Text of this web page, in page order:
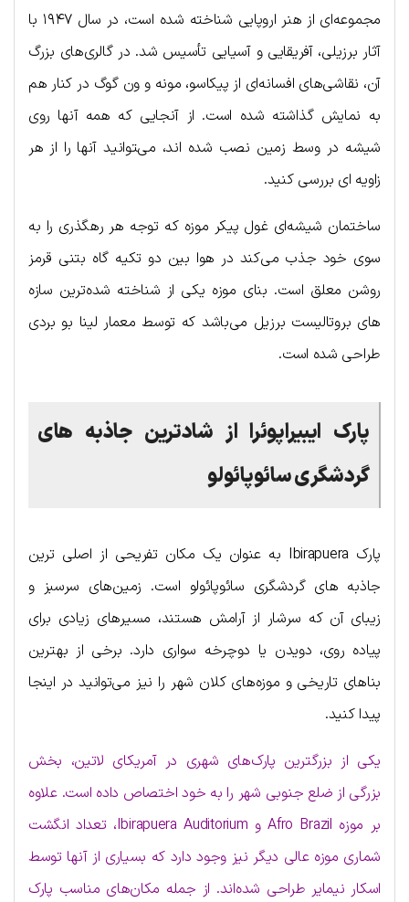
مجموعه‌ای از هنر اروپایی شناخته شده است، در سال ۱۹۴۷ با
آثار برزیلی، آفریقایی و آسیایی تأسیس شد. در گالری‌های بزرگ
آن، نقاشی‌های افسانه‌ای از پیکاسو، مونه و ون گوگ در کنار هم
به نمایش گذاشته شده است. از آنجایی که همه آنها روی
شیشه در وسط زمین نصب شده اند، می‌‍توانید آنها را از هر
زاویه ای بررسی کنید.
ساختمان شیشه‌ای غول پیکر موزه که توجه هر رهگذری را به
سوی خود جذب می‌کند در هوا بین دو تکیه گاه بتنی قرمز
روشن معلق است. بنای موزه یکی از شناخته شده‌ترین سازه
های بروتالیست برزیل می‌باشد که توسط معمار لینا بو بردی
طراحی شده است.
پارک ایبیراپوئرا از شادترین جاذبه های
گردشگری سائوپائولو
پارک Ibirapuera به عنوان یک مکان تفریحی از اصلی ترین
جاذبه های گردشگری سائوپائولو است. زمین‌های سرسبز و
زیبای آن که سرشار از آرامش هستند، مسیرهای زیادی برای
پیاده روی، دویدن یا دوچرخه سواری دارد. برخی از بهترین
بناهای تاریخی و موزه‌های کلان شهر را نیز می‌توانید در اینجا
پیدا کنید.
یکی از بزرگترین پارک‌های شهری در آمریکای لاتین، بخش
بزرگی از ضلع جنوبی شهر را به خود اختصاص داده است. علاوه
بر موزه Afro Brazil و Ibirapuera Auditorium، تعداد انگشت
شماری موزه عالی دیگر نیز وجود دارد که بسیاری از آنها توسط
اسکار نیمایر طراحی شده‌اند. از جمله مکان‌های مناسب پارک